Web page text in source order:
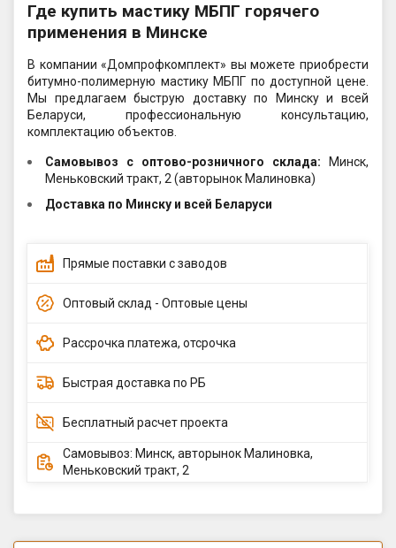
Где купить мастику МБПГ горячего
применения в Минске
В компании «Домпрофкомплект» вы можете приобрести
битумно-полимерную мастику МБПГ по доступной цене.
Мы предлагаем быструю доставку по Минску и всей
Беларуси, профессиональную консультацию,
комплектацию объектов.
Самовывоз c оптово-розничного склада: Минск,
Меньковский тракт, 2 (авторынок Малиновка)
Доставка по Минску и всей Беларуси
Прямые поставки с заводов
Оптовый склад - Оптовые цены
Рассрочка платежа, отсрочка
Быстрая доставка по РБ
Бесплатный расчет проекта
Самовывоз: Минск, авторынок Малиновка,
Меньковский тракт, 2